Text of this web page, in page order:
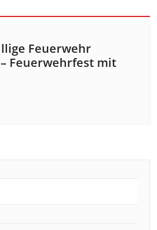
Feuerwehr
Feuerwehrfest mit